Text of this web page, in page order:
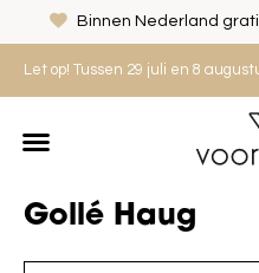
Binnen Nederland
Gollé Haug